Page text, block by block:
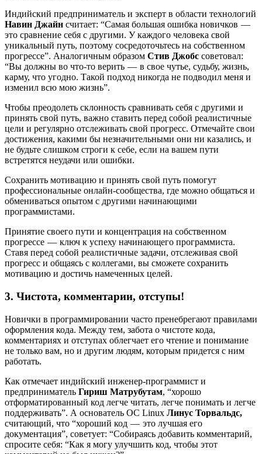
Индийский предприниматель и эксперт в области технологий
Навин Джайн считает: “Самая большая ошибка новичков —
это сравнение себя с другими. У каждого человека свой
уникальный путь, поэтому сосредоточьтесь на собственном
прогрессе”. Аналогичным образом Стив Джобс советовал:
“Вы должны во что-то верить — в свое чутье, судьбу, жизнь,
карму, что угодно. Такой подход никогда не подводил меня и
изменил всю мою жизнь”.
Чтобы преодолеть склонность сравнивать себя с другими и
принять свой путь, важно ставить перед собой реалистичные
цели и регулярно отслеживать свой прогресс. Отмечайте свои
достижения, какими бы незначительными они ни казались, и
не будьте слишком строги к себе, если на вашем пути
встретятся неудачи или ошибки.
Сохранить мотивацию и принять свой путь помогут
профессиональные онлайн-сообщества, где можно общаться и
обмениваться опытом с другими начинающими
программистами.
Принятие своего пути и концентрация на собственном
прогрессе — ключ к успеху начинающего программиста.
Ставя перед собой реалистичные задачи, отслеживая свой
прогресс и общаясь с коллегами, вы сможете сохранить
мотивацию и достичь намеченных целей.
3. Чистота, комментарии, отступы!
Новички в программировании часто пренебрегают правилами
оформления кода. Между тем, забота о чистоте кода,
комментариях и отступах облегчает его чтение и понимание
не только вам, но и другим людям, которым придется с ним
работать.
Как отмечает индийский инженер-программист и
предприниматель Гириш Матрубутам, “хорошо
отформатированный код легче читать, легче понимать и легче
поддерживать”. А основатель ОС Linux Линус Торвальдс,
считающий, что “хороший код — это лучшая его
документация”, советует: “Собираясь добавить комментарий,
спросите себя: “Как я могу улучшить код, чтобы этот